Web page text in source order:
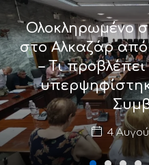
Ολοκληρωμένο
στο Αλκαζάρ
– Τι
4